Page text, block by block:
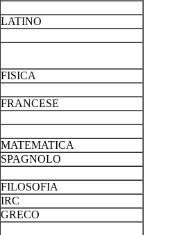
LATINO
FISICA
FRANCESE
MATEMATICA
SPAGNOLO
FILOSOFIA
IRC
GRECO